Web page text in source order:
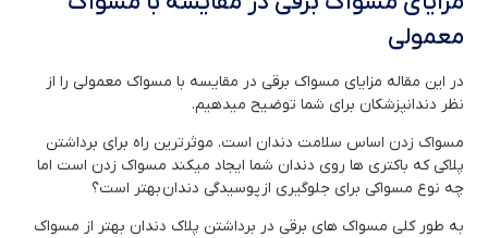
معمولی
در این مقاله مزایای مسواک برقی در مقایسه با مسواک معمولی را از
نظر دندانپزشکان برای شما توضیح میدهیم.
مسواک زدن اساس سلامت دندان است. موثرترین راه برای برداشتن
پلاکی که باکتری ها روی دندان شما ایجاد میکند مسواک زدن است اما
چه نوع مسواکی برای جلوگیری از پوسیدگی دندان بهتر است؟
به طور کلی مسواک های برقی در برداشتن پلاک دندان بهتر از مسواک